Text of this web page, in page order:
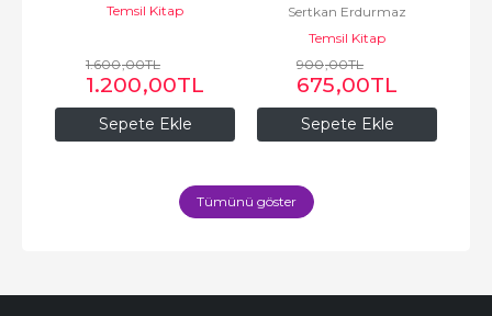
Sepete Ekle
Temsil Kitap
1.600,00TL
1.200,00TL
Sepete Ekle
Kitabı
Sertkan Erdurmaz
Temsil Kitap
900,00TL
675,00TL
Tümünü göster